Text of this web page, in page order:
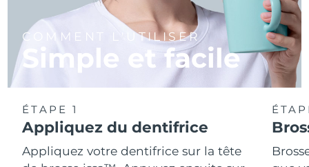
COMMENT L'UTILISER
Simple et facile
ÉTAPE 1
Appliquez du dentifrice
Appliquez votre dentifrice sur la tête